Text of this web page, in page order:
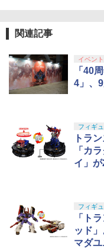
関連記事
イベント
「40
4」、
フィギ
トラ
「カ
イ」
フィギ
「ト
ッド
マダ